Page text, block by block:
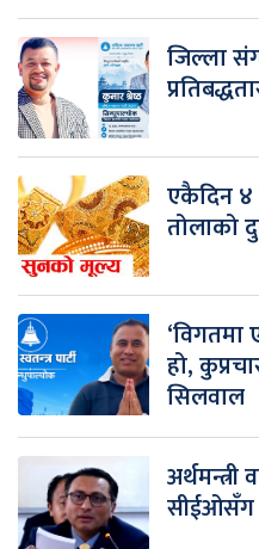
जिल्ला
एकैदिन
तोलाको
‘विगतमा
हो,
सिलवाल